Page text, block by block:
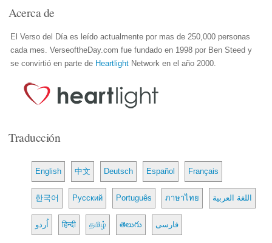
Acerca de
El Verso del Día es leído actualmente por mas de 250,000 personas
cada mes. VerseoftheDay.com fue fundado en 1998 por Ben Steed y
se convirtió en parte de Heartlight Network en el año 2000.
Traducción
English 中文 Deutsch Español Français
한국어 Русский Português ภาษาไทย اللغة العربية
اُردو हिन्दी தமிழ் తెలుగు فارسی